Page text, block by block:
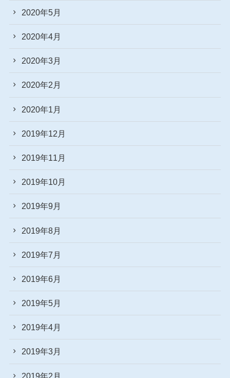
2020年5月
2020年4月
2020年3月
2020年2月
2020年1月
2019年12月
2019年11月
2019年10月
2019年9月
2019年8月
2019年7月
2019年6月
2019年5月
2019年4月
2019年3月
2019年2月